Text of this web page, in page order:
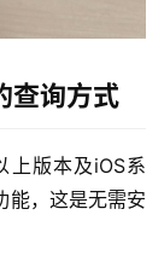
查询方式
上版本及iOS系
能，这是无需安